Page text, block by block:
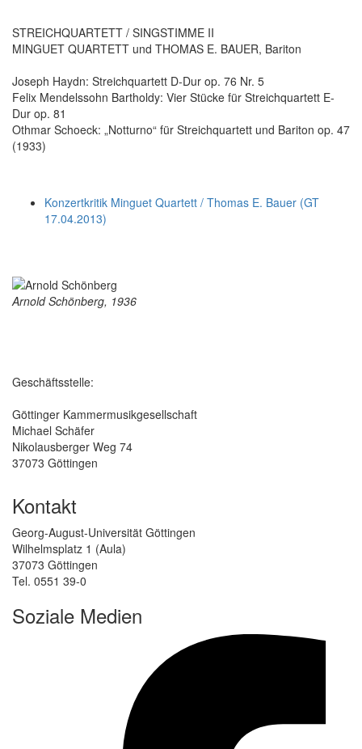
STREICHQUARTETT / SINGSTIMME II
MINGUET QUARTETT und THOMAS E. BAUER, Bariton
Joseph Haydn: Streichquartett D-Dur op. 76 Nr. 5
Felix Mendelssohn Bartholdy: Vier Stücke für Streichquartett E-
Dur op. 81
Othmar Schoeck: „Notturno“ für Streichquartett und Bariton op. 47
(1933)
Konzertkritik Minguet Quartett / Thomas E. Bauer (GT
17.04.2013)
Arnold Schönberg, 1936
Geschäftsstelle:
Göttinger Kammermusikgesellschaft
Michael Schäfer
Nikolausberger Weg 74
37073 Göttingen
Kontakt
Georg-August-Universität Göttingen
Wilhelmsplatz 1 (Aula)
37073 Göttingen
Tel. 0551 39-0
Soziale Medien